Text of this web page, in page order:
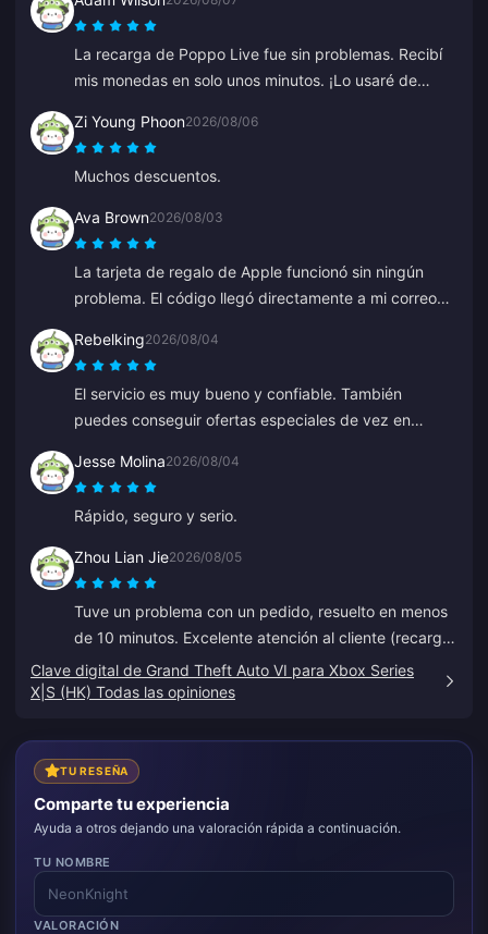
La recarga de Poppo Live fue sin problemas. Recibí
mis monedas en solo unos minutos. ¡Lo usaré de
Zi Young Phoon2026/08/06
Muchos descuentos.
Ava Brown2026/08/03
La tarjeta de regalo de Apple funcionó sin ningún
problema. El código llegó directamente a mi correo
Rebelking2026/08/04
El servicio es muy bueno y confiable. También
puedes conseguir ofertas especiales de vez en
Jesse Molina2026/08/04
Rápido, seguro y serio.
Zhou Lian Jie2026/08/05
Tuve un problema con un pedido, resuelto en menos
de 10 minutos. Excelente atención al cliente (recarga
de Genshin Impact).
Clave digital de Grand Theft Auto VI para Xbox Series
X|S (HK) Todas las opiniones
TU RESEÑA
Comparte tu experiencia
Ayuda a otros dejando una valoración rápida a continuación.
TU NOMBRE
VALORACIÓN